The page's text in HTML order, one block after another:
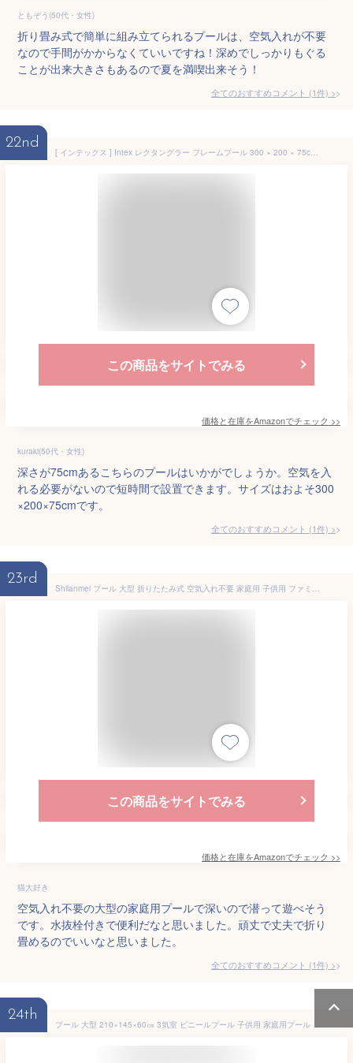
ともぞう(50代・女性)
折り畳み式で簡単に組み立てられるプールは、空気入れが不要
なので手間がかからなくていいですね！深めでしっかりもぐる
ことが出来大きさもあるので夏を満喫出来そう！
全てのおすすめコメント (1件) >
22nd
[ インテックス ] Intex レクタングラー フレームプール 300 × 200 × 75cm 28272NP Rectangular Frame Pools 組み立て式 フレーム 夏 大型プール ビッグプール 長方形 [並行輸入品]
この商品をサイトでみる
価格と在庫をAmazonでチェック >>
kuraki(50代・女性)
深さが75cmあるこちらのプールはいかがでしょうか。空気を入
れる必要がないので短時間で設置できます。サイズはおよそ300
×200×75cmです。
全てのおすすめコメント (1件) >
23rd
Shilanmei プール 大型 折りたたみ式 空気入れ不要 家庭用 子供用 ファミリープール バスタブ 頑丈設計 PVC複合素材 ボールプール水抜栓付 大きい 自宅用 折り畳み 深い 膨らませない プール 頑丈設計 夏の日 芝生遊び 池 庭 屋内用 お庭用 ビーチ用 屋外用水あそび 家庭 アウトドア適用 (1.6m)
この商品をサイトでみる
価格と在庫をAmazonでチェック >>
猫大好き
空気入れ不要の大型の家庭用プールで深いので潜って遊べそう
です。水抜栓付きで便利だなと思いました。頑丈で丈夫で折り
畳めるのでいいなと思いました。
全てのおすすめコメント (1件) >
24th
プール 大型 210×145×60㎝ 3気室 ビニールプール 子供用 家庭用プール PVC材質 安全無毒 漏れ防止 滑り止め 水遊び 芝生遊び 室内室外 猛暑対策 収納便利 日本語説明書付き